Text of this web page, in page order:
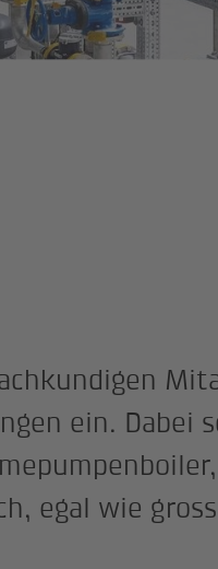
ein.
egal wie